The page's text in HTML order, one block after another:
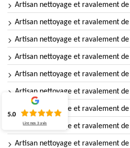
Artisan nettoyage et ravalement
Artisan nettoyage et ravalement
Artisan nettoyage et ravalement
Artisan nettoyage et ravalement
Artisan nettoyage et ravalement
Artisan nettoyage et ravalement
Artisan nettoyage et ravalement
Artisan nettoyage et ravalement
Artisan nettoyage et ravalement
5.0
Lire nos3 avis